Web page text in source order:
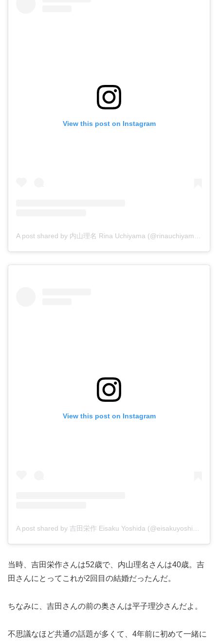
View this post on Instagram
View this post on Instagram
A post shared by 吉田栄作 Eisaku Yoshida (@eisakuyoshida_official)
当時、吉田栄作さんは52歳で、内山理名さんは40歳。吉
田さんにとってこれが2回目の結婚だったんだ。
ちなみに、吉田さんの前の奥さんは平子理沙さんだよ。
不思議なほど共通の話題が多くて、4年前に初めて一緒に